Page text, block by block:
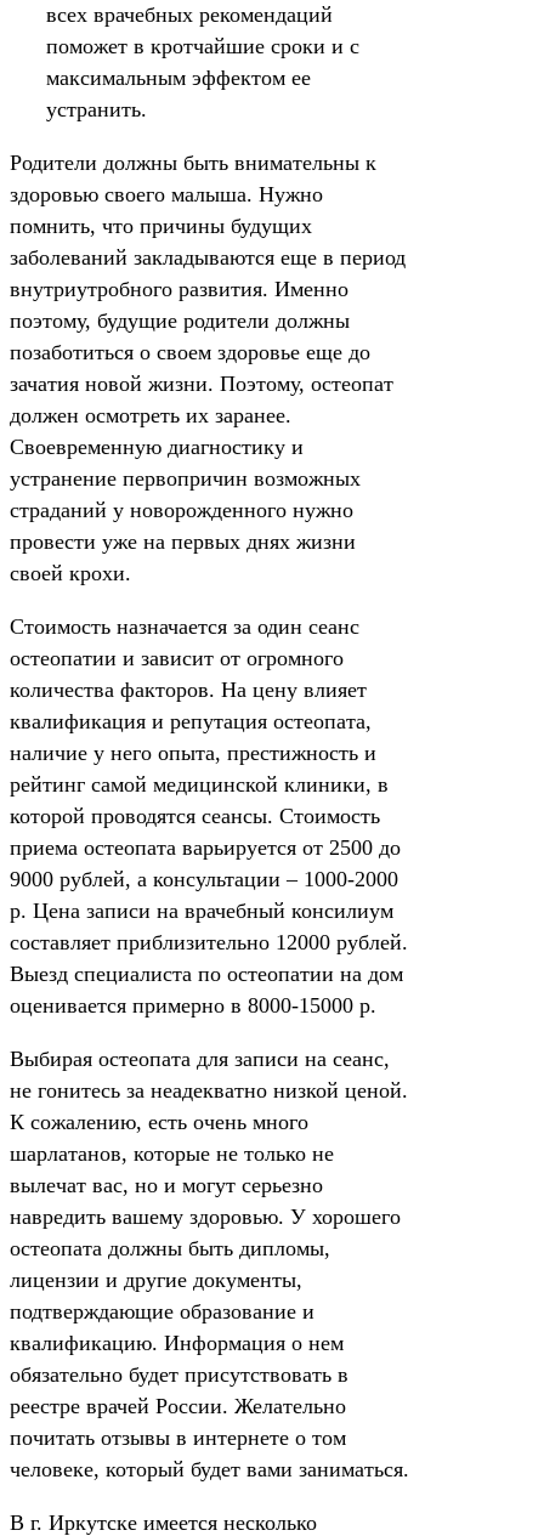
всех врачебных рекомендаций
поможет в кротчайшие сроки и с
максимальным эффектом ее
устранить.
Родители должны быть внимательны к
здоровью своего малыша. Нужно
помнить, что причины будущих
заболеваний закладываются еще в период
внутриутробного развития. Именно
поэтому, будущие родители должны
позаботиться о своем здоровье еще до
зачатия новой жизни. Поэтому, остеопат
должен осмотреть их заранее.
Своевременную диагностику и
устранение первопричин возможных
страданий у новорожденного нужно
провести уже на первых днях жизни
своей крохи.
Стоимость назначается за один сеанс
остеопатии и зависит от огромного
количества факторов. На цену влияет
квалификация и репутация остеопата,
наличие у него опыта, престижность и
рейтинг самой медицинской клиники, в
которой проводятся сеансы. Стоимость
приема остеопата варьируется от 2500 до
9000 рублей, а консультации – 1000-2000
р. Цена записи на врачебный консилиум
составляет приблизительно 12000 рублей.
Выезд специалиста по остеопатии на дом
оценивается примерно в 8000-15000 р.
Выбирая остеопата для записи на сеанс,
не гонитесь за неадекватно низкой ценой.
К сожалению, есть очень много
шарлатанов, которые не только не
вылечат вас, но и могут серьезно
навредить вашему здоровью. У хорошего
остеопата должны быть дипломы,
лицензии и другие документы,
подтверждающие образование и
квалификацию. Информация о нем
обязательно будет присутствовать в
реестре врачей России. Желательно
почитать отзывы в интернете о том
человеке, который будет вами заниматься.
В г. Иркутске имеется несколько